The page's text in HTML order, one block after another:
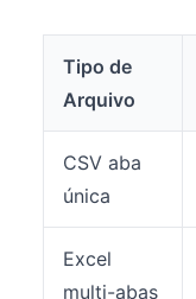
Tipo de
Arquivo
CSV aba
única
Excel
multi-abas